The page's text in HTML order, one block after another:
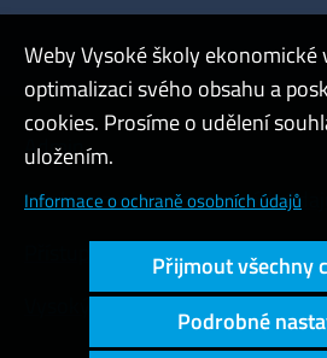
Admin
Cookies a ochrana osobních údajů
Přístupnost webu
Vysoký kontrast
Weby Vysoké školy ekonomické
optimalizaci svého obsahu a
cookies. Prosíme o udělení
uložením.
Informace o ochraně osobních údajů
Přijmout všechny
Podrobné